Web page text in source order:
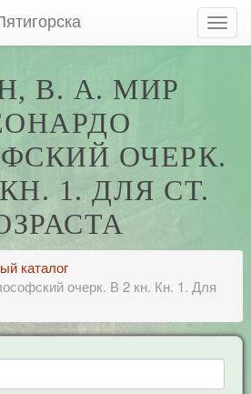
В. А. МИР
ОЧЕРК.
1. ДЛЯ СТ.
каталог
очерк. В 2 кн. Кн. 1. Для